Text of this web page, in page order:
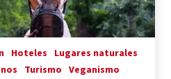
Hoteles
Lugares naturales
Turismo
Veganismo